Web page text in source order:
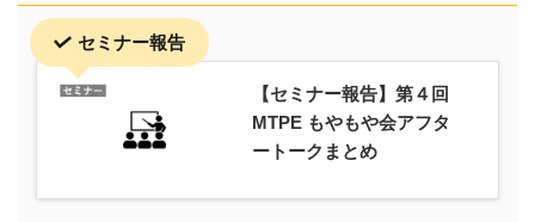
セミナー報告
【セミナー報告】第４回
MTPE もやもや会アフタ
ートークまとめ